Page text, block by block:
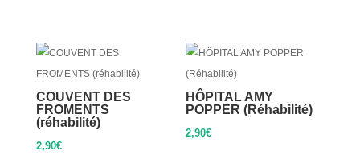
COUVENT DES
FROMENTS
(réhabilité)
2,90€
HÔPITAL AMY
POPPER (Réhabilité)
2,90€